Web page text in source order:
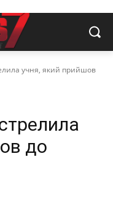
учня, який прийшов
до